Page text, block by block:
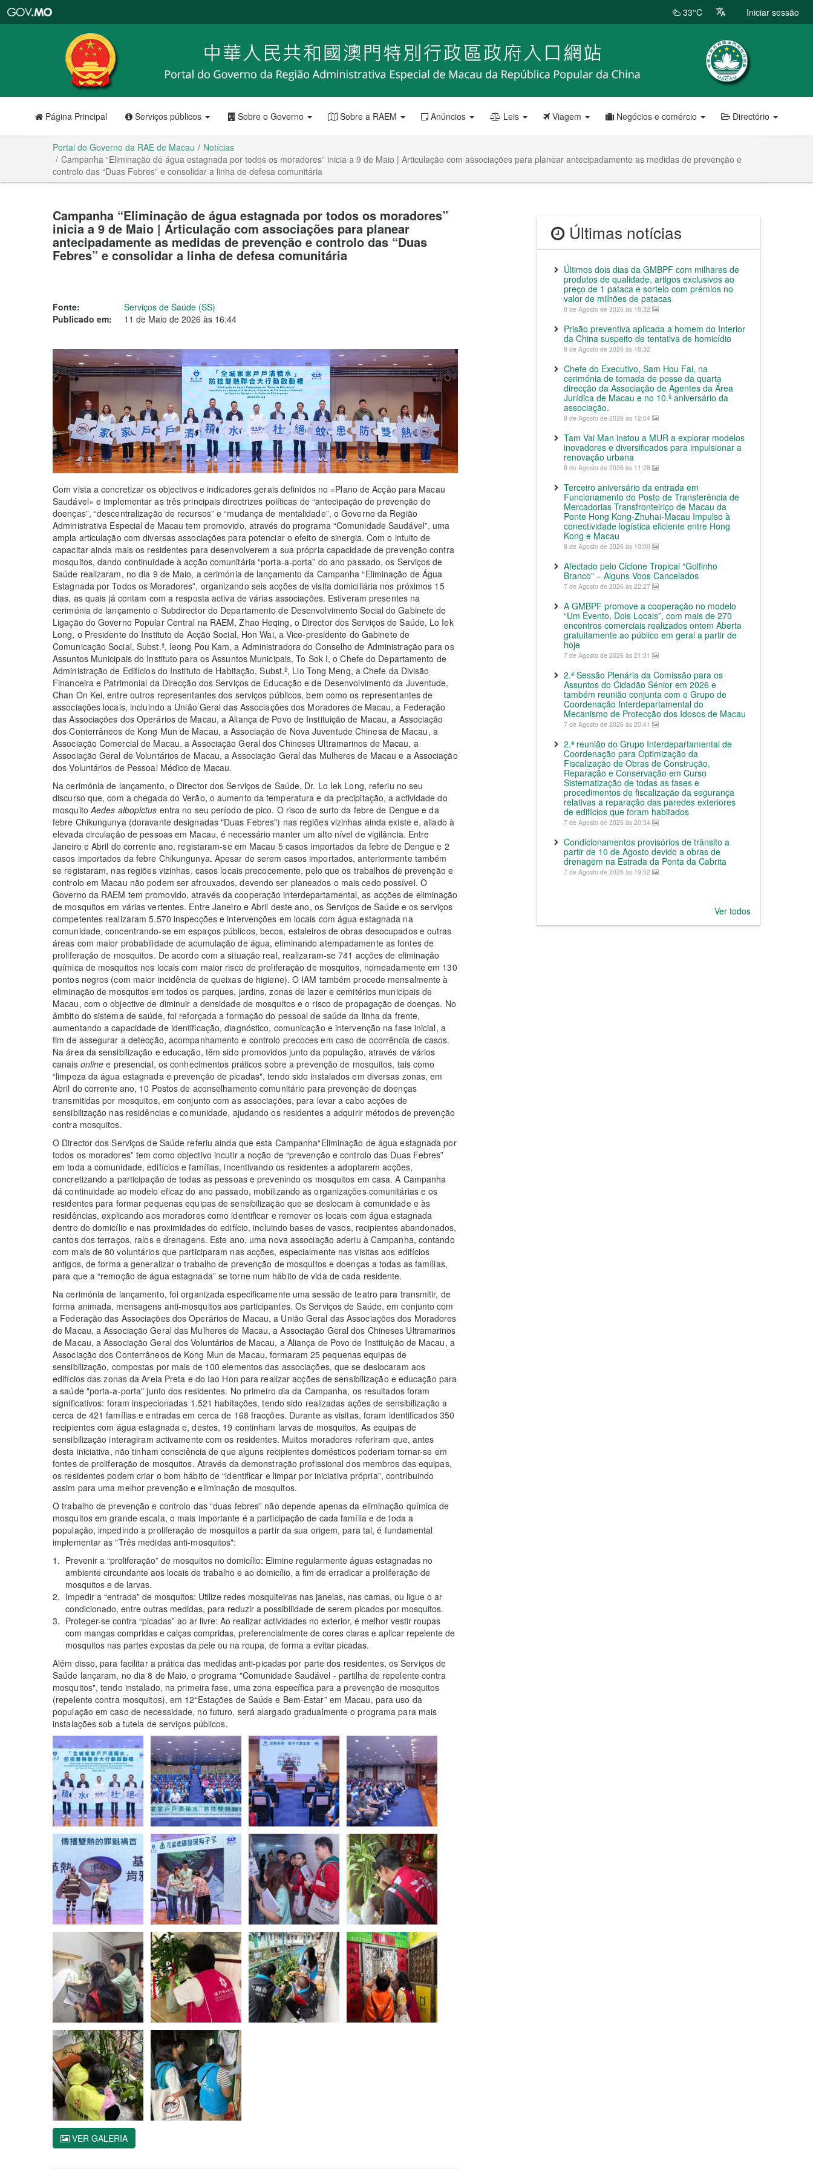
RAE
de
Macau
33°C Iniciar sessão
Página Principal Serviços públicos Sobre o Governo Sobre a RAEM Anúncios Leis Viagem Negócios e comércio Directório
Portal do Governo da RAE de Macau
Notícias
Campanha “Eliminação de água estagnada por todos os moradores” inicia a 9 de Maio | Articulação com associações para planear antecipadamente as medidas de prevenção e
controlo das “Duas Febres” e consolidar a linha de defesa comunitária
Campanha “Eliminação de água estagnada por todos os moradores”
inicia a 9 de Maio | Articulação com associações para planear
antecipadamente as medidas de prevenção e controlo das “Duas
Febres” e consolidar a linha de defesa comunitária
Fonte:
Serviços de Saúde (SS)
Publicado em:
11 de Maio de 2026 às 16:44
Com vista a concretizar os objectivos e indicadores gerais definidos no «Plano de Acção para Macau
Saudável» e implementar as três principais directrizes políticas de “antecipação de prevenção de
doenças”, “descentralização de recursos” e “mudança de mentalidade”, o Governo da Região
Administrativa Especial de Macau tem promovido, através do programa “Comunidade Saudável”, uma
ampla articulação com diversas associações para potenciar o efeito de sinergia. Com o intuito de
capacitar ainda mais os residentes para desenvolverem a sua própria capacidade de prevenção contra
mosquitos, dando continuidade à acção comunitária “porta-a-porta” do ano passado, os Serviços de
Saúde realizaram, no dia 9 de Maio, a cerimónia de lançamento da Campanha “Eliminação de Água
Estagnada por Todos os Moradores”, organizando seis acções de visita domiciliária nos próximos 15
dias, as quais já contam com a resposta activa de várias associações. Estiveram presentes na
cerimónia de lançamento o Subdirector do Departamento de Desenvolvimento Social do Gabinete de
Ligação do Governo Popular Central na RAEM, Zhao Heqing, o Director dos Serviços de Saúde, Lo Iek
Long, o Presidente do Instituto de Acção Social, Hon Wai, a Vice-presidente do Gabinete de
Comunicação Social, Subst.ª, Ieong Pou Kam, a Administradora do Conselho de Administração para os
Assuntos Municipais do Instituto para os Assuntos Municipais, To Sok I, o Chefe do Departamento de
Administração de Edifícios do Instituto de Habitação, Subst.º, Lio Tong Meng, a Chefe da Divisão
Financeira e Patrimonial da Direcção dos Serviços de Educação e de Desenvolvimento da Juventude,
Chan On Kei, entre outros representantes dos serviços públicos, bem como os representantes de
associações locais, incluindo a União Geral das Associações dos Moradores de Macau, a Federação
das Associações dos Operários de Macau, a Aliança de Povo de Instituição de Macau, a Associação
dos Conterrâneos de Kong Mun de Macau, a Associação de Nova Juventude Chinesa de Macau, a
Associação Comercial de Macau, a Associação Geral dos Chineses Ultramarinos de Macau, a
Associação Geral de Voluntários de Macau, a Associação Geral das Mulheres de Macau e a Associação
dos Voluntários de Pessoal Médico de Macau.
Na cerimónia de lançamento, o Director dos Serviços de Saúde, Dr. Lo Iek Long, referiu no seu
discurso que, com a chegada do Verão, o aumento da temperatura e da precipitação, a actividade do
mosquito Aedes albopictus entra no seu período de pico. O risco de surto da febre de Dengue e da
febre Chikungunya (doravante designadas "Duas Febres") nas regiões vizinhas ainda existe e, aliado à
elevada circulação de pessoas em Macau, é necessário manter um alto nível de vigilância. Entre
Janeiro e Abril do corrente ano, registaram-se em Macau 5 casos importados da febre de Dengue e 2
casos importados da febre Chikungunya. Apesar de serem casos importados, anteriormente também
se registaram, nas regiões vizinhas, casos locais precocemente, pelo que os trabalhos de prevenção e
controlo em Macau não podem ser afrouxados, devendo ser planeados o mais cedo possível. O
Governo da RAEM tem promovido, através da cooperação interdepartamental, as acções de eliminação
de mosquitos em várias vertentes. Entre Janeiro e Abril deste ano, os Serviços de Saúde e os serviços
competentes realizaram 5.570 inspecções e intervenções em locais com água estagnada na
comunidade, concentrando-se em espaços públicos, becos, estaleiros de obras desocupados e outras
áreas com maior probabilidade de acumulação de água, eliminando atempadamente as fontes de
proliferação de mosquitos. De acordo com a situação real, realizaram-se 741 acções de eliminação
química de mosquitos nos locais com maior risco de proliferação de mosquitos, nomeadamente em 130
pontos negros (com maior incidência de queixas de higiene). O IAM também procede mensalmente à
eliminação de mosquitos em todos os parques, jardins, zonas de lazer e cemitérios municipais de
Macau, com o objective de diminuir a densidade de mosquitos e o risco de propagação de doenças. No
âmbito do sistema de saúde, foi reforçada a formação do pessoal de saúde da linha da frente,
aumentando a capacidade de identificação, diagnóstico, comunicação e intervenção na fase inicial, a
fim de assegurar a detecção, acompanhamento e controlo precoces em caso de ocorrência de casos.
Na área da sensibilização e educação, têm sido promovidos junto da população, através de vários
canais online e presencial, os conhecimentos práticos sobre a prevenção de mosquitos, tais como
“limpeza da água estagnada e prevenção de picadas", tendo sido instalados em diversas zonas, em
Abril do corrente ano, 10 Postos de aconselhamento comunitário para prevenção de doenças
transmitidas por mosquitos, em conjunto com as associações, para levar a cabo acções de
sensibilização nas residências e comunidade, ajudando os residentes a adquirir métodos de prevenção
contra mosquitos.
O Director dos Serviços de Saúde referiu ainda que esta Campanha“Eliminação de água estagnada por
todos os moradores” tem como objectivo incutir a noção de “prevenção e controlo das Duas Febres”
em toda a comunidade, edifícios e famílias, incentivando os residentes a adoptarem acções,
concretizando a participação de todas as pessoas e prevenindo os mosquitos em casa. A Campanha
dá continuidade ao modelo eficaz do ano passado, mobilizando as organizações comunitárias e os
residentes para formar pequenas equipas de sensibilização que se deslocam à comunidade e às
residências, explicando aos moradores como identificar e remover os locais com água estagnada
dentro do domicílio e nas proximidades do edifício, incluindo bases de vasos, recipientes abandonados,
cantos dos terraços, ralos e drenagens. Este ano, uma nova associação aderiu à Campanha, contando
com mais de 80 voluntários que participaram nas acções, especialmente nas visitas aos edifícios
antigos, de forma a generalizar o trabalho de prevenção de mosquitos e doenças a todas as famílias,
para que a “remoção de água estagnada” se torne num hábito de vida de cada residente.
Na cerimónia de lançamento, foi organizada especificamente uma sessão de teatro para transmitir, de
forma animada, mensagens anti-mosquitos aos participantes. Os Serviços de Saúde, em conjunto com
a Federação das Associações dos Operários de Macau, a União Geral das Associações dos Moradores
de Macau, a Associação Geral das Mulheres de Macau, a Associação Geral dos Chineses Ultramarinos
de Macau, a Associação Geral dos Voluntários de Macau, a Aliança de Povo de Instituição de Macau, a
Associação dos Conterrâneos de Kong Mun de Macau, formaram 25 pequenas equipas de
sensibilização, compostas por mais de 100 elementos das associações, que se deslocaram aos
edifícios das zonas da Areia Preta e do Iao Hon para realizar acções de sensibilização e educação para
a saúde "porta-a-porta" junto dos residentes. No primeiro dia da Campanha, os resultados foram
significativos: foram inspecionadas 1.521 habitações, tendo sido realizadas ações de sensibilização a
cerca de 421 famílias e entradas em cerca de 168 fracções. Durante as visitas, foram identificados 350
recipientes com água estagnada e, destes, 19 continham larvas de mosquitos. As equipas de
sensibilização interagiram activamente com os residentes. Muitos moradores referiram que, antes
desta iniciativa, não tinham consciência de que alguns recipientes domésticos poderiam tornar-se em
fontes de proliferação de mosquitos. Através da demonstração profissional dos membros das equipas,
os residentes podem criar o bom hábito de “identificar e limpar por iniciativa própria”, contribuindo
assim para uma melhor prevenção e eliminação de mosquitos.
O trabalho de prevenção e controlo das “duas febres” não depende apenas da eliminação química de
mosquitos em grande escala, o mais importante é a participação de cada família e de toda a
população, impedindo a proliferação de mosquitos a partir da sua origem, para tal, é fundamental
implementar as "Três medidas anti-mosquitos":
Prevenir a “proliferação” de mosquitos no domicílio: Elimine regularmente águas estagnadas no
ambiente circundante aos locais de trabalho e ao domicílio, a fim de erradicar a proliferação de
mosquitos e de larvas.
Impedir a “entrada” de mosquitos: Utilize redes mosquiteiras nas janelas, nas camas, ou ligue o ar
condicionado, entre outras medidas, para reduzir a possibilidade de serem picados por mosquitos.
Proteger-se contra “picadas” ao ar livre: Ao realizar actividades no exterior, é melhor vestir roupas
com mangas compridas e calças compridas, preferencialmente de cores claras e aplicar repelente de
mosquitos nas partes expostas da pele ou na roupa, de forma a evitar picadas.
Além disso, para facilitar a prática das medidas anti-picadas por parte dos residentes, os Serviços de
Saúde lançaram, no dia 8 de Maio, o programa "Comunidade Saudável - partilha de repelente contra
mosquitos", tendo instalado, na primeira fase, uma zona específica para a prevenção de mosquitos
(repelente contra mosquitos), em 12“Estações de Saúde e Bem-Estar” em Macau, para uso da
população em caso de necessidade, no futuro, será alargado gradualmente o programa para mais
instalações sob a tutela de serviços públicos.
VER GALERIA
Últimas notícias
Últimos dois dias da GMBPF com milhares de
produtos de qualidade, artigos exclusivos ao
preço de 1 pataca e sorteio com prémios no
valor de milhões de patacas
8 de Agosto de 2026 às 18:32
Prisão preventiva aplicada a homem do Interior
da China suspeito de tentativa de homicídio
8 de Agosto de 2026 às 18:32
Chefe do Executivo, Sam Hou Fai, na
cerimónia de tomada de posse da quarta
direcção da Associação de Agentes da Área
Jurídica de Macau e no 10.º aniversário da
associação.
8 de Agosto de 2026 às 12:04
Tam Vai Man instou a MUR a explorar modelos
inovadores e diversificados para impulsionar a
renovação urbana
8 de Agosto de 2026 às 11:28
Terceiro aniversário da entrada em
Funcionamento do Posto de Transferência de
Mercadorias Transfronteiriço de Macau da
Ponte Hong Kong-Zhuhai-Macau Impulso à
conectividade logística eficiente entre Hong
Kong e Macau
8 de Agosto de 2026 às 10:00
Afectado pelo Ciclone Tropical “Golfinho
Branco” – Alguns Voos Cancelados
7 de Agosto de 2026 às 22:27
A GMBPF promove a cooperação no modelo
“Um Evento, Dois Locais”, com mais de 270
encontros comerciais realizados ontem Aberta
gratuitamente ao público em geral a partir de
hoje
7 de Agosto de 2026 às 21:31
2.ª Sessão Plenária da Comissão para os
Assuntos do Cidadão Sénior em 2026 e
também reunião conjunta com o Grupo de
Coordenação Interdepartamental do
Mecanismo de Protecção dos Idosos de Macau
7 de Agosto de 2026 às 20:41
2.ª reunião do Grupo Interdepartamental de
Coordenação para Optimização da
Fiscalização de Obras de Construção,
Reparação e Conservação em Curso
Sistematização de todas as fases e
procedimentos de fiscalização da segurança
relativas a reparação das paredes exteriores
de edifícios que foram habitados
7 de Agosto de 2026 às 20:34
Condicionamentos provisórios de trânsito a
partir de 10 de Agosto devido a obras de
drenagem na Estrada da Ponta da Cabrita
7 de Agosto de 2026 às 19:02
Ver todos